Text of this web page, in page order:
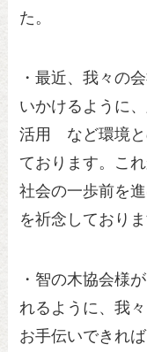
た。
・最近、我々の
いかけるように
活用 など環境と
ております。こ
社会の一歩前を
を祈念しておりま
・智の木協会様
れるように、我
お手伝いできれ